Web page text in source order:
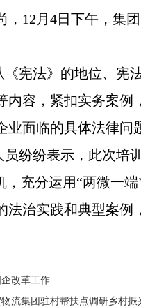
，12月4日下午，集
法》的地位、宪
内容，紧扣实务案
业面临的具体法律问
纷表示，此次培训
，充分运用“两微一
法治实践和典型案例
改革工作
流集团驻村帮扶点调研乡村振